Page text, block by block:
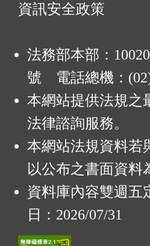
資訊安全政策
法務部本部：
號 電話總機：
本網站提供法規之
法律諮詢服務。
本網站法規資料若
以公布之書面資料
資料庫內容雙週五
日：2026/07/31